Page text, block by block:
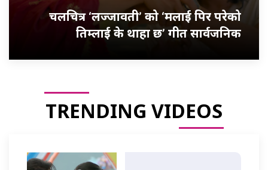
चलचित्र ‘लज्जावती’ को ‘मलाई पिर परेको
तिम्लाई के थाहा छ’ गीत सार्वजनिक
TRENDING VIDEOS